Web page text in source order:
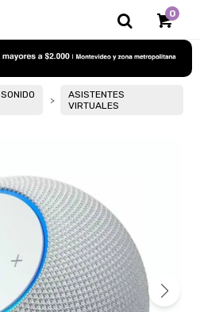
0
SONIDO
ASISTENTES
VIRTUALES